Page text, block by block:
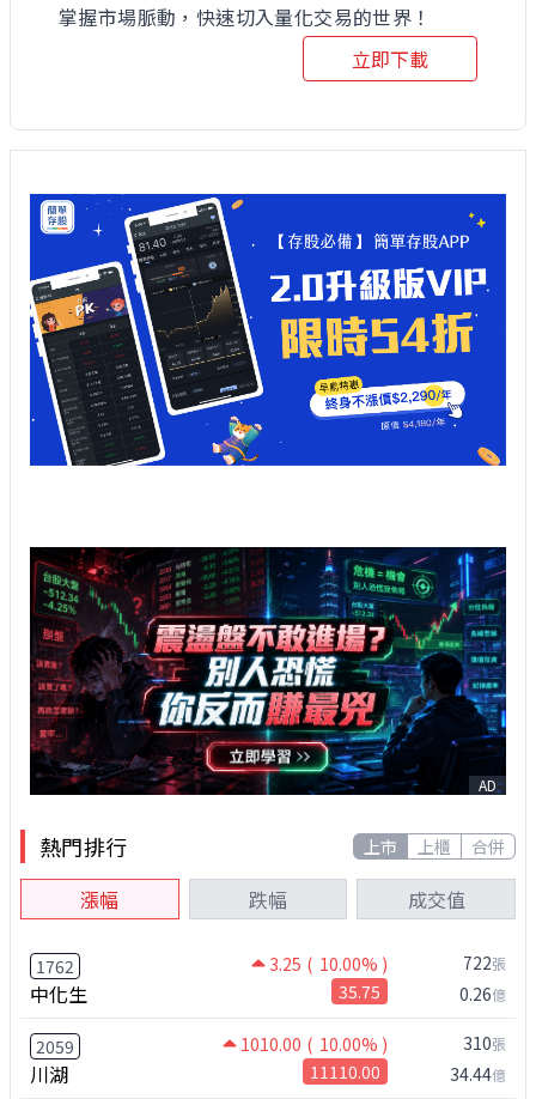
掌握市場脈動，快速切入量化交易的世界！
立即下載
AD
熱門排行 上市 上櫃 合併
漲幅 跌幅 成交值
1762 3.25 ( 10.00% )
中化生 35.75
722張
0.26億
2059 1010.00 ( 10.00% )
川湖 11110.00
310張
34.44億